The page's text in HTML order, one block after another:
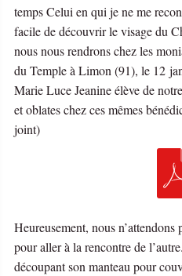
temps Celui en qui je ne me
facile de découvrir le visage du
nous nous rendrons chez les
du Temple à Limon (91), le 12
Marie Luce Jeanine élève de
et oblates chez ces mêmes
joint)
Heureusement, nous
pour aller à la rencontre de
découpant son manteau pour